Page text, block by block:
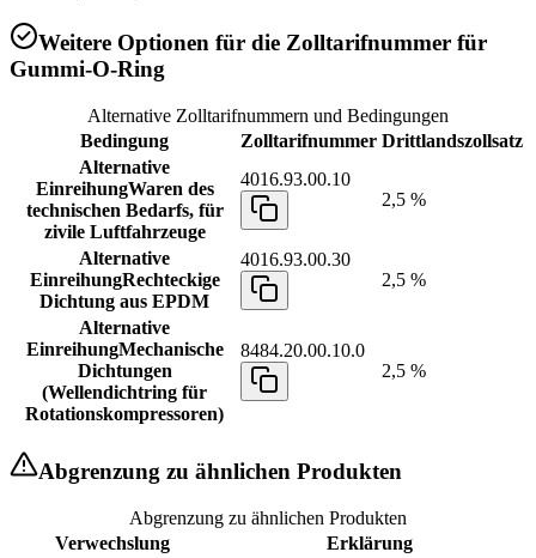
Weitere Optionen für die Zolltarifnummer für
Gummi-O-Ring
Alternative Zolltarifnummern und Bedingungen
Bedingung
Zolltarifnummer Drittlandszollsatz
Alternative
EinreihungWaren des
technischen Bedarfs, für
zivile Luftfahrzeuge
4016.93.00.10
2,5 %
Alternative
EinreihungRechteckige
Dichtung aus EPDM
4016.93.00.30
2,5 %
Alternative
EinreihungMechanische
Dichtungen
(Wellendichtring für
Rotationskompressoren)
8484.20.00.10.0
2,5 %
Abgrenzung zu ähnlichen Produkten
Abgrenzung zu ähnlichen Produkten
Verwechslung
Erklärung